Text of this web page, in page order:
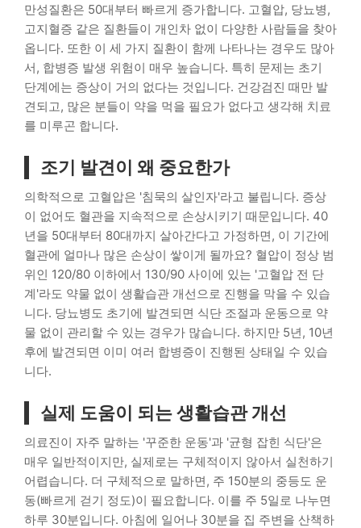
만성질환은 50대부터 빠르게 증가합니다. 고혈압, 당뇨병,
고지혈증 같은 질환들이 개인차 없이 다양한 사람들을 찾아
옵니다. 또한 이 세 가지 질환이 함께 나타나는 경우도 많아
서, 합병증 발생 위험이 매우 높습니다. 특히 문제는 초기
단계에는 증상이 거의 없다는 것입니다. 건강검진 때만 발
견되고, 많은 분들이 약을 먹을 필요가 없다고 생각해 치료
를 미루곤 합니다.
조기 발견이 왜 중요한가
의학적으로 고혈압은 '침묵의 살인자'라고 불립니다. 증상
이 없어도 혈관을 지속적으로 손상시키기 때문입니다. 40
년을 50대부터 80대까지 살아간다고 가정하면, 이 기간에
혈관에 얼마나 많은 손상이 쌓이게 될까요? 혈압이 정상 범
위인 120/80 이하에서 130/90 사이에 있는 '고혈압 전 단
계'라도 약물 없이 생활습관 개선으로 진행을 막을 수 있습
니다. 당뇨병도 초기에 발견되면 식단 조절과 운동으로 약
물 없이 관리할 수 있는 경우가 많습니다. 하지만 5년, 10년
후에 발견되면 이미 여러 합병증이 진행된 상태일 수 있습
니다.
실제 도움이 되는 생활습관 개선
의료진이 자주 말하는 '꾸준한 운동'과 '균형 잡힌 식단'은
매우 일반적이지만, 실제로는 구체적이지 않아서 실천하기
어렵습니다. 더 구체적으로 말하면, 주 150분의 중등도 운
동(빠르게 걷기 정도)이 필요합니다. 이를 주 5일로 나누면
하루 30분입니다. 아침에 일어나 30분을 집 주변을 산책하